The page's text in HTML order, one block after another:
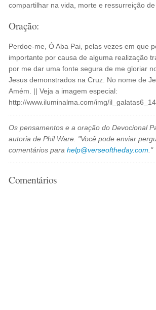
compartilhar na vida, morte e ressurreição de
Oração:
Perdoe-me, Ó Aba Pai, pelas vezes em que
importante por causa de alguma realização
por me dar uma fonte segura de me gloriar
Jesus demonstrados na Cruz. No nome de
Amém. || Veja a imagem especial:
http://www.iluminalma.com/img/
Os pensamentos e a oração do Devocional
autoria de Phil Ware. "Você pode enviar
comentários parahelp@verseoftheday.com ."
Comentários